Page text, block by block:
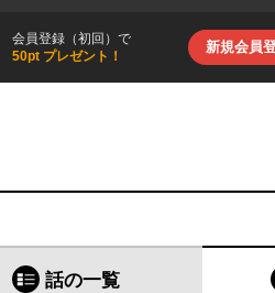
会員登録（初回）で
50pt プレゼント！
新規会員
話の一覧